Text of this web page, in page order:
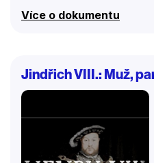
starodávná města na
tak nový pohled na tyto
ztracené civilizace, jež
Více o dokumentu
Jindřich VIII.: Muž,